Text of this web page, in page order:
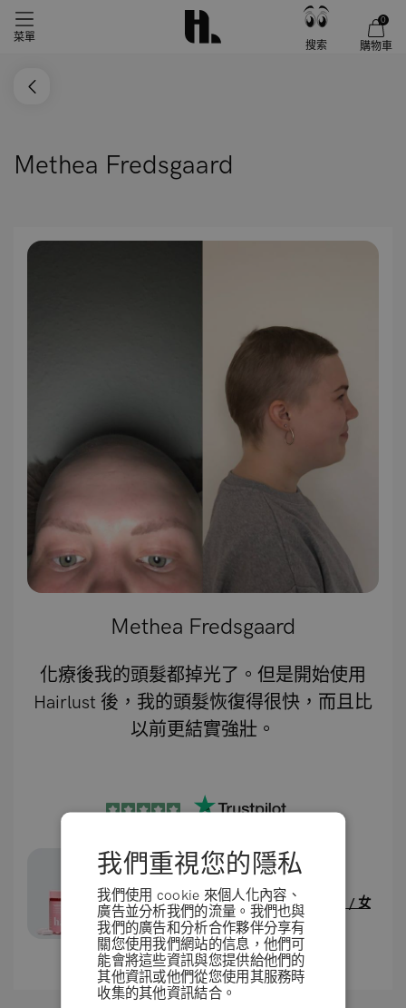
菜單
搜索
0
購物車
Methea Fredsgaard
Methea Fredsgaard
化療後我的頭髮都掉光了。但是開始使用
Hairlust 後，我的頭髮恢復得很快，而且比
以前更結實強壯。
已使用 Hair Formula Tablets for Women / 女
士生髮配方片劑3個月
使用結果因人而異
條款 & 條例
我們重視您的隱私
我們使用 cookie 來個人化內容、
廣告並分析我們的流量。我們也與
我們的廣告和分析合作夥伴分享有
關您使用我們網站的信息，他們可
能會將這些資訊與您提供給他們的
其他資訊或他們從您使用其服務時
收集的其他資訊結合。